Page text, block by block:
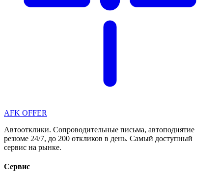
AFK OFFER
Автоотклики. Сопроводительные письма, автоподнятие
резюме 24/7, до 200 откликов в день. Самый доступный
сервис на рынке.
Сервис